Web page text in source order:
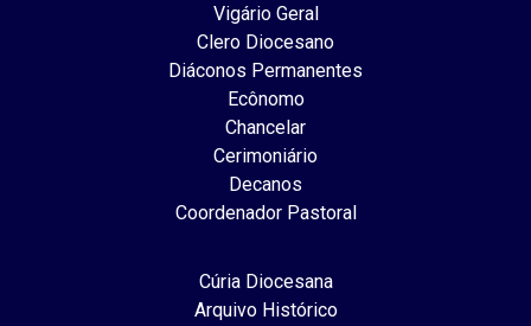
Vigário Geral
Clero Diocesano
Diáconos Permanentes
Ecônomo
Chancelar
Cerimoniário
Decanos
Coordenador Pastoral
Cúria Diocesana
Arquivo Histórico